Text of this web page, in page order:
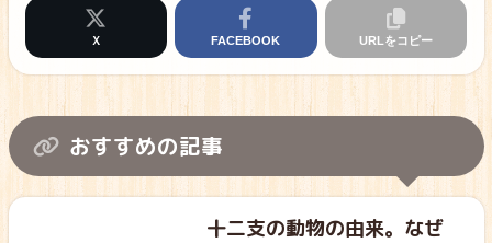
Ｘ FACEBOOK URLをコピー
おすすめの記事
十二支の動物の由来。なぜ